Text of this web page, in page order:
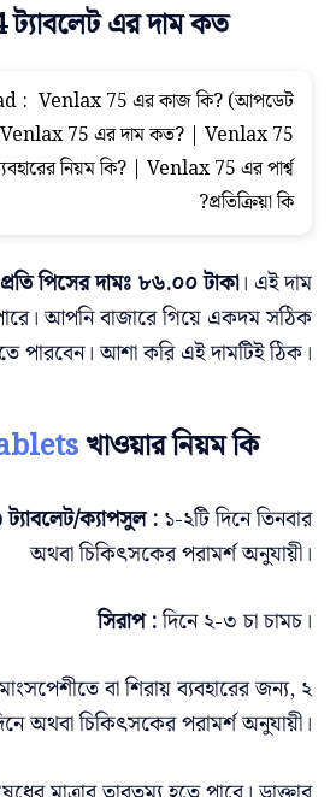
এর দাম কত?
: Venlax 75 এর কাজ কি? (আপডেট
75 এর দাম কত? | Venlax 75
নিয়ম কি? | Venlax 75 এর পার্শ্ব
প্রতিক্রিয়া কি?
পিসের দামঃ ৮৬.০০ টাকা। এই দাম
আপনি বাজারে গিয়ে একদম সঠিক
পারবেন। আশা করি এই দামটিই ঠিক।
খাওয়ার নিয়ম কি?
ক্যাপসুল : ১-২টি দিনে তিনবার
অথবা চিকিৎসকের পরামর্শ অনুযায়ী।
সিরাপ :দিনে ২-৩ চা চামচ।
বা শিরায় ব্যবহারের জন্য, ২
অথবা চিকিৎসকের পরামর্শ অনুযায়ী।